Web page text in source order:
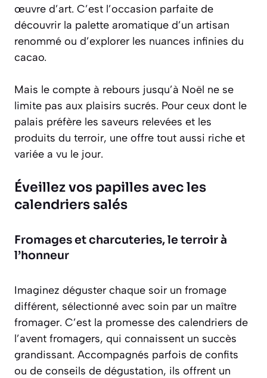
œuvre d’art. C’est l’occasion parfaite de
découvrir la palette aromatique d’un artisan
renommé ou d’explorer les nuances infinies du
cacao.
Mais le compte à rebours jusqu’à Noël ne se
limite pas aux plaisirs sucrés. Pour ceux dont le
palais préfère les saveurs relevées et les
produits du terroir, une offre tout aussi riche et
variée a vu le jour.
Éveillez vos papilles avec les
calendriers salés
Fromages et charcuteries, le terroir à
l’honneur
Imaginez déguster chaque soir un fromage
différent, sélectionné avec soin par un maître
fromager. C’est la promesse des calendriers de
l’avent fromagers, qui connaissent un succès
grandissant. Accompagnés parfois de confits
ou de conseils de dégustation, ils offrent un